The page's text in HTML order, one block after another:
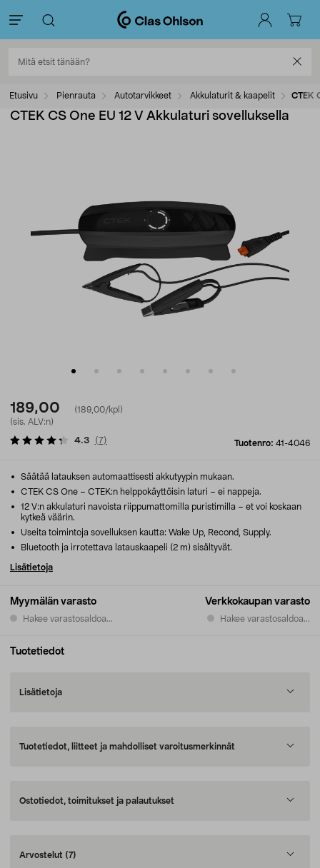
Etusivu Pienrauta Autotarvikkeet Akkulaturit & kaapelit CTEK
CTEK CS One EU 12 V Akkulaturi sovelluksella
189,00
(189,00/kpl)
(sis. ALV:n)
Tuotenro: 41-4046
4.3 (7)
Myymälän varasto
Hakee varastosaldoa...
Verkkokaupan varasto
Hakee varastosaldoa...
Säätää latauksen automaattisesti akkutyypin mukaan.
CTEK CS One – CTEK:n helppokäyttöisin laturi – ei nappeja.
12 V:n akkulaturi navoista riippumattomilla puristimilla – et voi koskaan
kytkeä väärin.
Useita toimintoja sovelluksen kautta: Wake Up, Recond, Supply.
Bluetooth ja irrotettava latauskaapeli (2 m) sisältyvät.
Lisätietoja
Tuotetiedot
Lisätietoja
Tuotetiedot, liitteet ja mahdolliset varoitusmerkinnät
Ostotiedot, toimitukset ja palautukset
Arvostelut (7)